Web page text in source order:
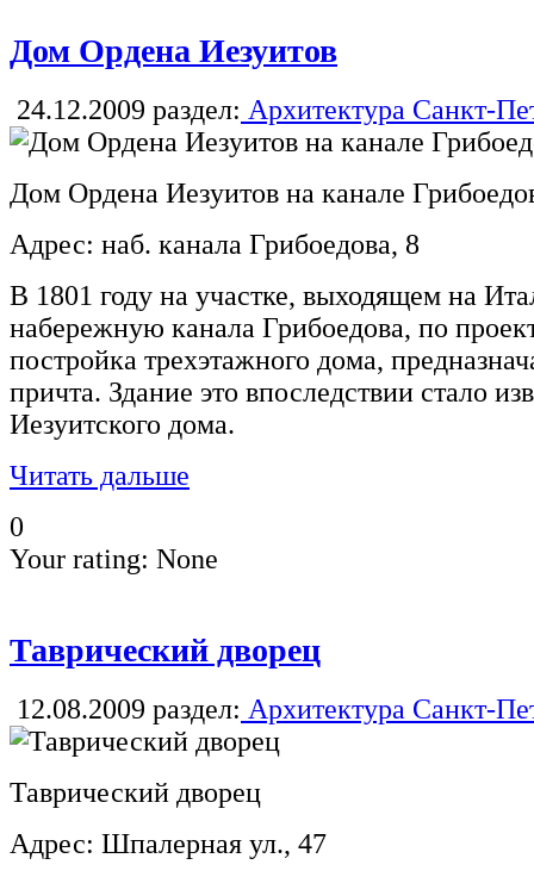
Дом Ордена Иезуитов
24.12.2009 раздел: Архитектура Санкт-
Дом Ордена Иезуитов на канале
Адрес: наб. канала Грибоедова, 8
В 1801 году на участке, выходящем на
набережную канала Грибоедова, по
постройка трехэтажного дома,
причта. Здание это впоследствии стало
Иезуитского дома.
Читать дальше
0
Your rating: None
Таврический дворец
12.08.2009 раздел: Архитектура Санкт-
Таврический дворец
Адрес: Шпалерная ул., 47